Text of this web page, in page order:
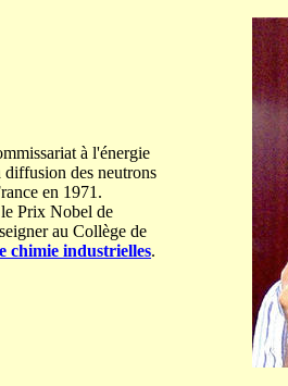
à l'énergie
diffusion des neutrons
en 1971.
Prix Nobel de
au Collège de
chimie industrielles.